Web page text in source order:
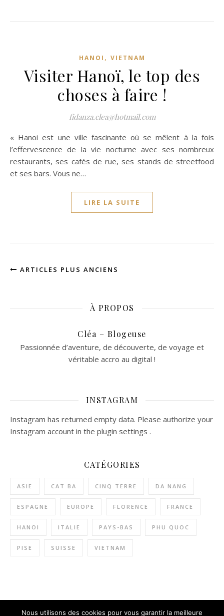
HANOI , VIETNAM
Visiter Hanoï, le top des
choses à faire !
fidanza.clea@hotmail.com
« Hanoi est une ville fascinante où se mêlent à la fois
l’effervescence de la vie nocturne avec ses nombreux
restaurants, ses cafés de rue, ses stands de streetfood
et ses bars. Vous ne…
LIRE LA SUITE
ARTICLES PLUS ANCIENS
À PROPOS
Cléa – Blogeuse
Passionnée d’aventure, de découverte, de voyage et
véritable accro au digital !
INSTAGRAM
Instagram has returned empty data. Please authorize your
Instagram account in the plugin settings .
CATÉGORIES
ASIE CAT BA CINQ TERRE DA NANG
ESPAGNE EUROPE FLORENCE FRANCE
HANOI ITALIE PAYS-BAS PHU QUOC
PISE SUISSE VIETNAM
Nous utilisons des cookies pour vous garantir la meilleure